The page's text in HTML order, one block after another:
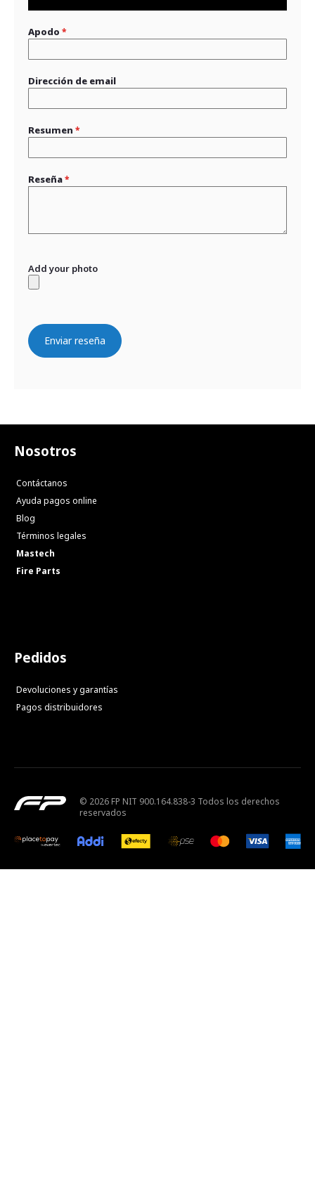
Apodo
Dirección de email
Resumen
Reseña
Add your photo
Enviar reseña
Nosotros
Contáctanos
Ayuda pagos online
Blog
Términos legales
Mastech
Fire Parts
Pedidos
Devoluciones y garantías
Pagos distribuidores
© 2026 FP NIT 900.164.838-3 Todos los derechos
reservados